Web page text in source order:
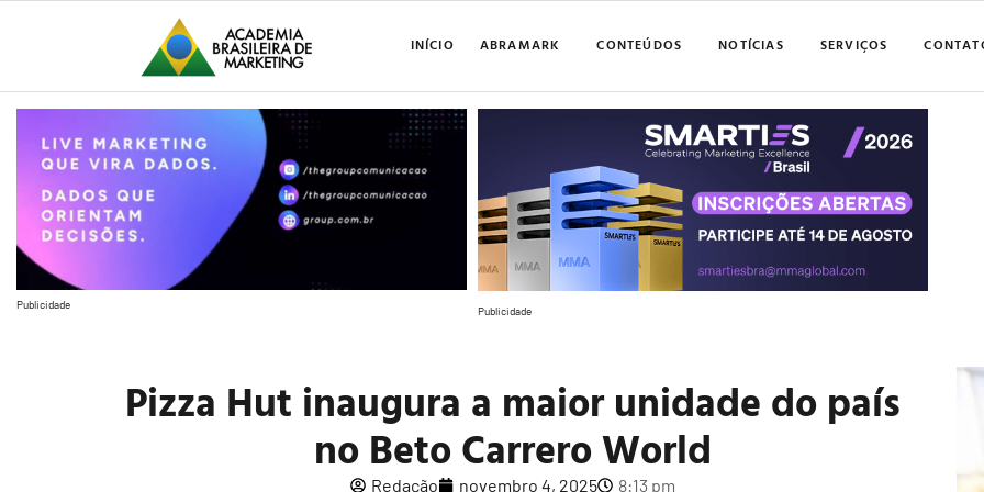
INÍCIO ABRAMARK CONTEÚDOS NOTÍCIAS SERVIÇOS
Publicidade Publicidade
Pizza Hut inaugura a maior unidade do país
no Beto Carrero World
Redação novembro 4, 2025 8:13 pm